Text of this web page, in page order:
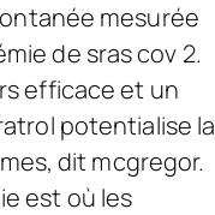
mesurée
de sras cov 2.
efficace et un
potentialise la
dit mcgregor.
est où les